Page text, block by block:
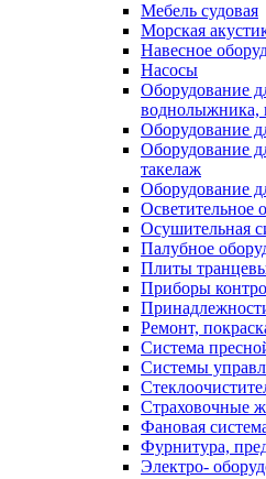
Мебель судовая
Морская
Навесное
Насосы
Оборудование
воднолыжника,
Оборудование
Оборудование
такелаж
Оборудование
Осветительное
Осушительная
Палубное
Плиты
Приборы
Ремонт,
Система
Системы
Страховочные
Фановая
Фурнитура,
Электро-